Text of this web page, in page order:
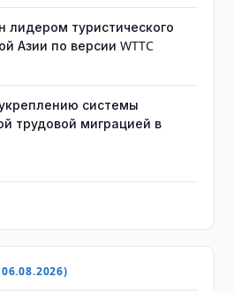
лидером туристического
Азии по версии WTTC
системы
трудовой миграцией в